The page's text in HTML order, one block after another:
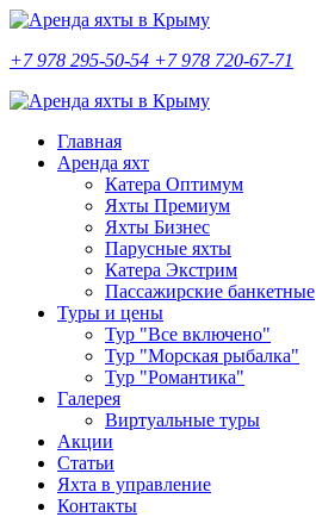
+7 978 295-50-54 +7 978 720-67-71
Главная
Аренда яхт
Катера Оптимум
Яхты Премиум
Яхты Бизнес
Парусные яхты
Катера Экстрим
Пассажирские банкетные
Туры и цены
Тур "Все включено"
Тур "Морская рыбалка"
Тур "Романтика"
Галерея
Виртуальные туры
Акции
Статьи
Яхта в управление
Контакты